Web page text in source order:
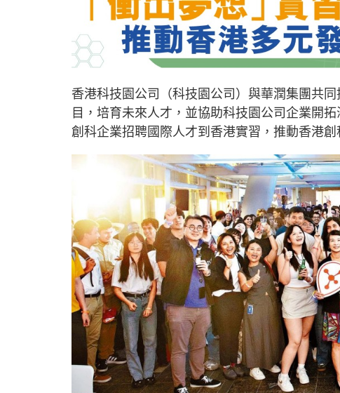
香港科技園公司（科技園公司）與華潤集團共
目，培育未來人才，並協助科技園公司企業開
創科企業招聘國際人才到香港實習，推動香港